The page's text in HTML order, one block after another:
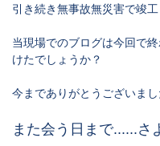
引き続き無事故無災害で竣工
当現場でのブログは今回で
けたでしょうか？
今までありがとうございまし
また会う日まで......さ